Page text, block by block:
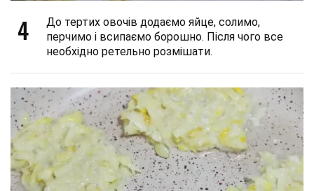
4
До тертих овочів додаємо яйце, солимо,
перчимо і всипаємо борошно. Після чого все
необхідно ретельно розмішати.